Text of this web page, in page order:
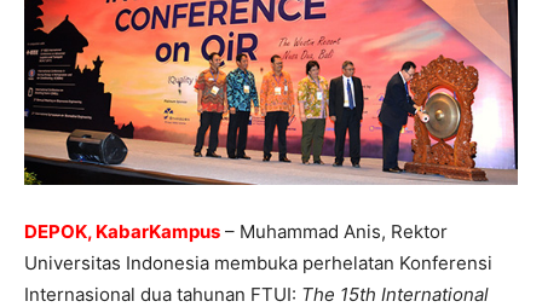
DEPOK, KabarKampus – Muhammad Anis, Rektor
Universitas Indonesia membuka perhelatan Konferensi
Internasional dua tahunan FTUI: The 15th International